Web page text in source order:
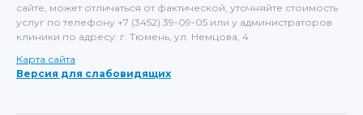
сайте, может отличаться от фактической, уточняйте стоимость
услуг по телефону +7 (3452) 39-09-05 или у администраторов
клиники по адресу: г. Тюмень, ул. Немцова, 4
Карта сайта
Версия для слабовидящих